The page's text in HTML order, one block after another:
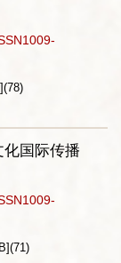
](78)
国际传播
](71)